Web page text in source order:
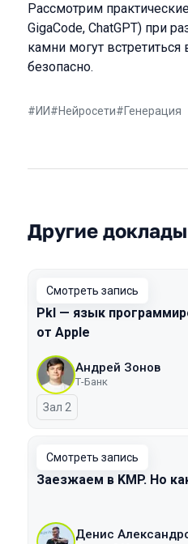
Рассмотрим
GigaCode, ChatGPT) при
камни могут
безопасно.
#ИИ#Нейросети#Генерация
Другие
Смотреть запись
Pkl — язык
от Apple
Андрей Зонов
Т-Банк
Зал 2
Смотреть запись
Заезжаем в KMP. Но
Денис